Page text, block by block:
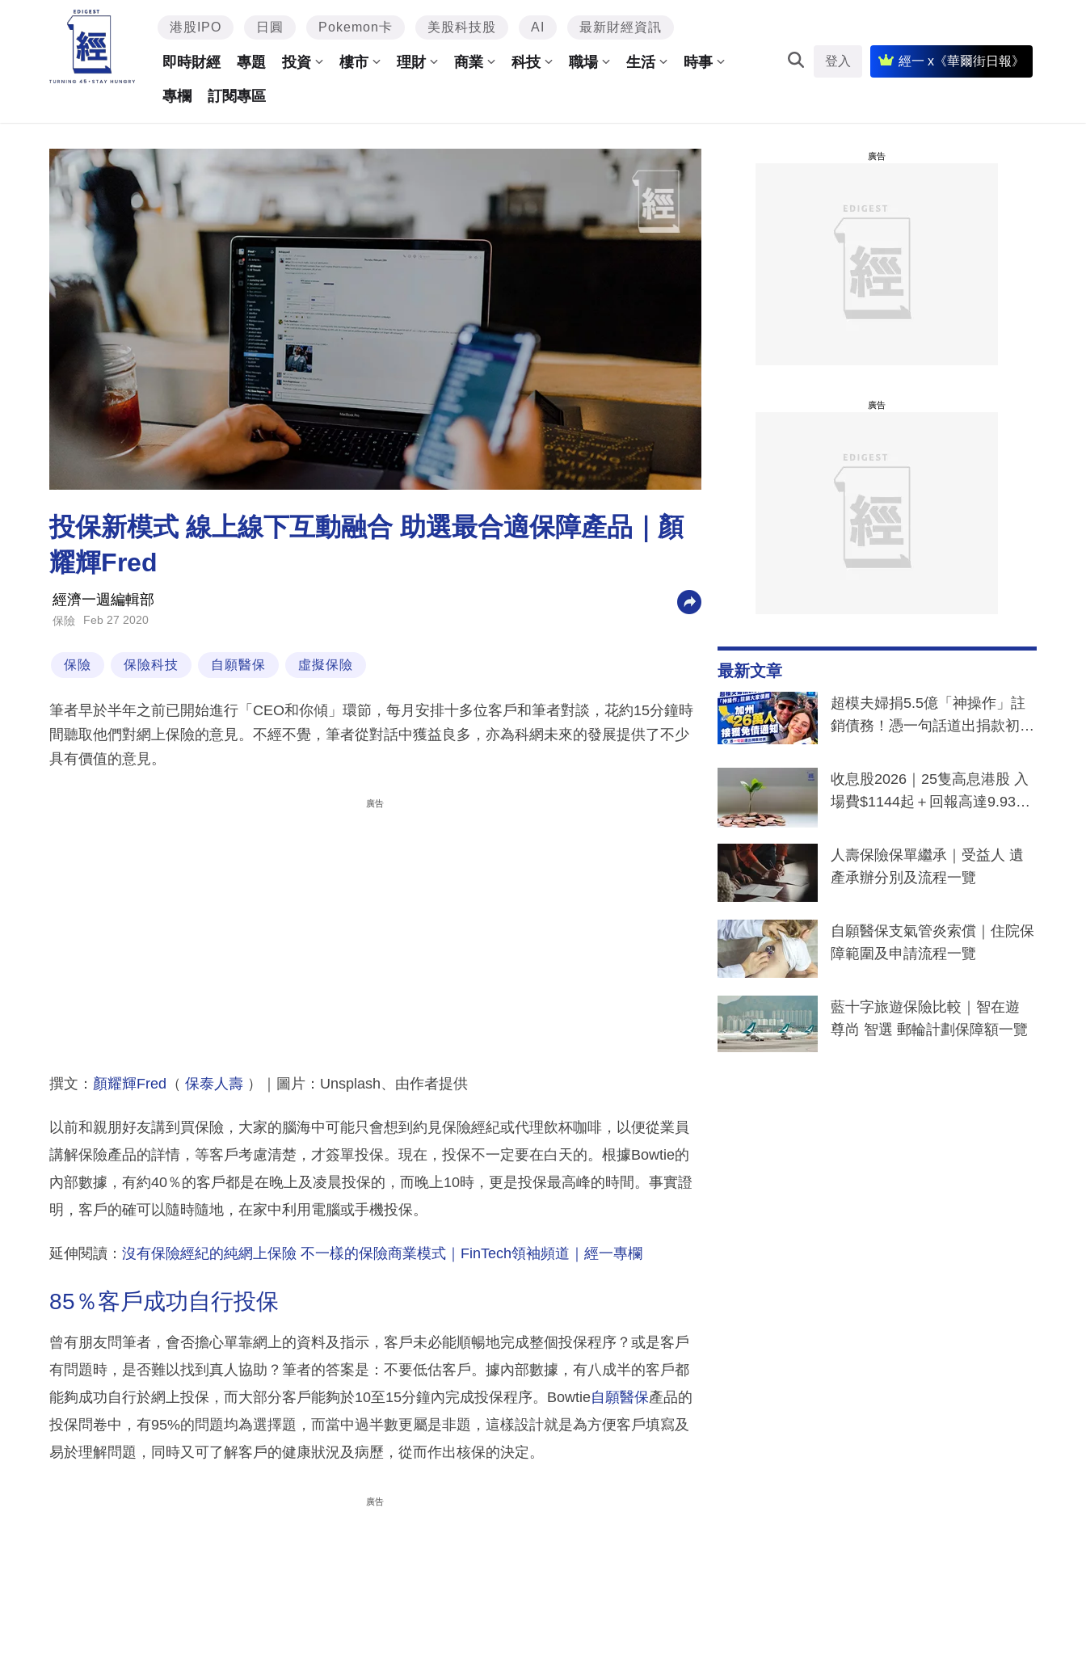
港股IPO 日圓 Pokemon卡 美股科技股 AI 最新財經資訊
即時財經 專題 投資 樓市 理財 商業 科技 職場 生活 時事
專欄 訂閱專區
登入 經一 x《華爾街日報》
投保新模式 線上線下互動融合 助選最合適保障產品｜顏
耀輝Fred
經濟一週編輯部
保險 Feb 27 2020
保險 保險科技 自願醫保 虛擬保險
筆者早於半年之前已開始進行「CEO和你傾」環節，每月安排十多位客戶和筆者對談，花約15分鐘時
間聽取他們對網上保險的意見。不經不覺，筆者從對話中獲益良多，亦為科網未來的發展提供了不少
具有價值的意見。
廣告
撰文： 顏耀輝Fred （ 保泰人壽 ）｜圖片：Unsplash、由作者提供
以前和親朋好友講到買保險，大家的腦海中可能只會想到約見保險經紀或代理飲杯咖啡，以便從業員
講解保險產品的詳情，等客戶考慮清楚，才簽單投保。現在，投保不一定要在白天的。根據Bowtie的
內部數據，有約40％的客戶都是在晚上及凌晨投保的，而晚上10時，更是投保最高峰的時間。事實證
明，客戶的確可以隨時隨地，在家中利用電腦或手機投保。
延伸閱讀： 沒有保險經紀的純網上保險 不一樣的保險商業模式｜FinTech領袖頻道｜經一專欄
85％客戶成功自行投保
曾有朋友問筆者，會否擔心單靠網上的資料及指示，客戶未必能順暢地完成整個投保程序？或是客戶
有問題時，是否難以找到真人協助？筆者的答案是：不要低估客戶。據內部數據，有八成半的客戶都
能夠成功自行於網上投保，而大部分客戶能夠於10至15分鐘內完成投保程序。Bowtie自願醫保產品的
投保問卷中，有95%的問題均為選擇題，而當中過半數更屬是非題，這樣設計就是為方便客戶填寫及
易於理解問題，同時又可了解客戶的健康狀況及病歷，從而作出核保的決定。
廣告
廣告
廣告
最新文章
超模夫婦捐5.5億「神操作」註
銷債務！憑一句話道出捐款初
一度被誤當詐騙手段
收息股2026｜25隻高息港股 入
場費$1144起＋回報高達9.93
人壽保險保單繼承｜受益人 遺
產承辦分別及流程一覽
自願醫保支氣管炎索償｜住院保
障範圍及申請流程一覽
藍十字旅遊保險比較｜智在遊
尊尚 智選 郵輪計劃保障額一覽